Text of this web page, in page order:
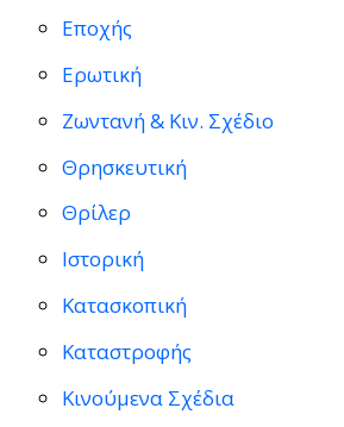
Εποχής
Ερωτική
Ζωντανή & Κιν. Σχέδιο
Θρησκευτική
Θρίλερ
Ιστορική
Κατασκοπική
Καταστροφής
Κινούμενα Σχέδια